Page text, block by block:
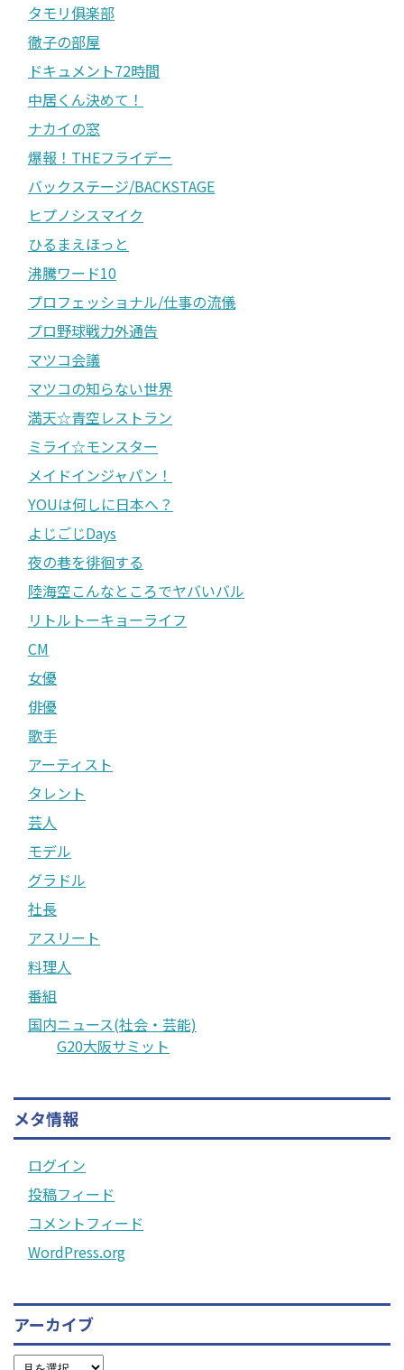
タモリ俱楽部
徹子の部屋
ドキュメント72時間
中居くん決めて！
ナカイの窓
爆報！THEフライデー
バックステージ/BACKSTAGE
ヒプノシスマイク
ひるまえほっと
沸騰ワード10
プロフェッショナル/仕事の流儀
プロ野球戦力外通告
マツコ会議
マツコの知らない世界
満天☆青空レストラン
ミライ☆モンスター
メイドインジャパン！
YOUは何しに日本へ？
よじごじDays
夜の巷を徘徊する
陸海空こんなところでヤバいバル
リトルトーキョーライフ
CM
女優
俳優
歌手
アーティスト
タレント
芸人
モデル
グラドル
社長
アスリート
料理人
番組
国内ニュース(社会・芸能)
G20大阪サミット
メタ情報
ログイン
投稿フィード
コメントフィード
WordPress.org
アーカイブ